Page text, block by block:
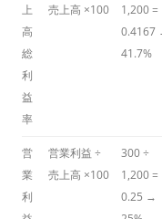
上
高
総
利
益
率
売上高 ×100
1,200 =
0.4167
41.7%
営
業
利
営業利益 ÷
売上高 ×100
300 ÷
1,200 =
0.25 →